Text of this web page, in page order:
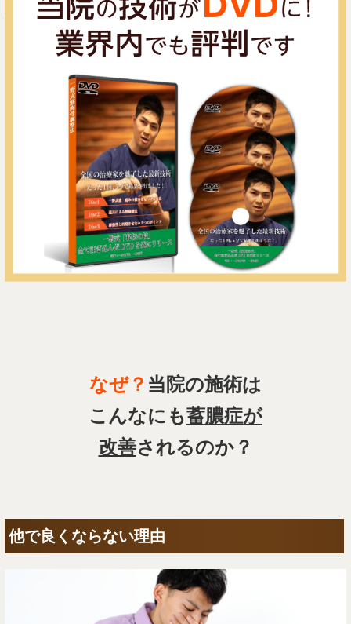
なぜ？ 当院の施術は
こんなにも蓄膿症が
改善されるのか？
他で良くならない理由